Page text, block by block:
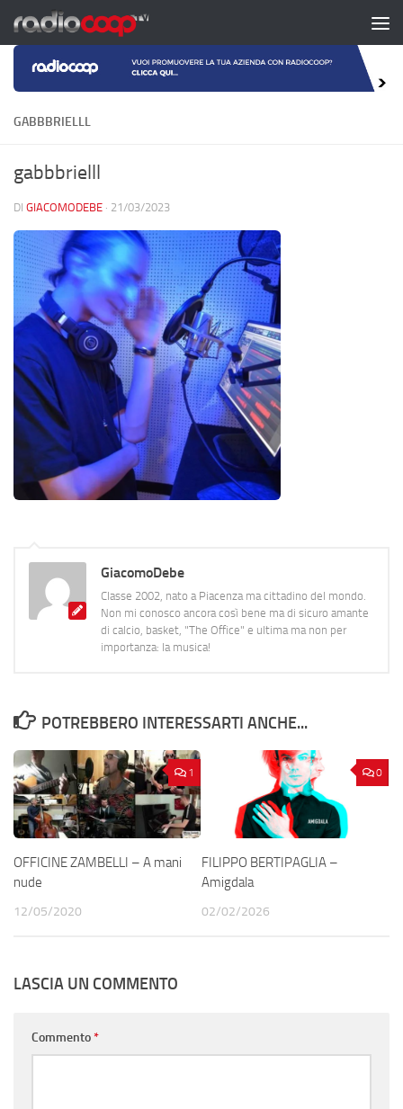
Salta al contenuto
GABBBRIELLL
gabbbrielll
DI GIACOMODEBE · 21/03/2023
GiacomoDebe
Classe 2002, nato a Piacenza ma cittadino del mondo.
Non mi conosco ancora così bene ma di sicuro amante
di calcio, basket, "The Office" e ultima ma non per
importanza: la musica!
POTREBBERO INTERESSARTI ANCHE...
1
OFFICINE ZAMBELLI – A mani
nude
12/05/2020
0
FILIPPO BERTIPAGLIA –
Amigdala
02/02/2026
LASCIA UN COMMENTO
Commento*